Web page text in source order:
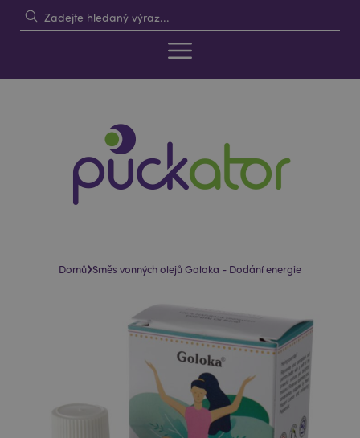
Domů›Směs vonných olejů Goloka - Dodání energie